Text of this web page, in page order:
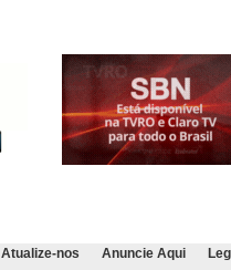
Atualize-nos Anuncie Aqui